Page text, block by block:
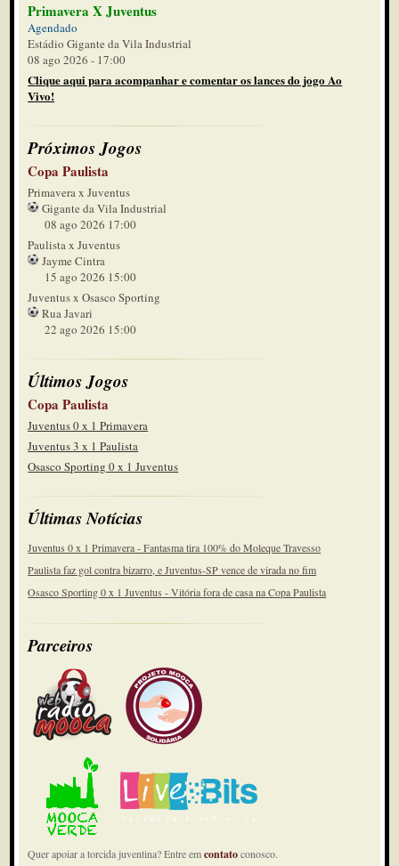
Primavera X Juventus
Agendado
Estádio Gigante da Vila Industrial
08 ago 2026 - 17:00
Clique aqui para acompanhar e comentar os lances do jogo Ao
Vivo!
Próximos Jogos
Copa Paulista
Primavera x Juventus
Gigante da Vila Industrial
08 ago 2026 17:00
Paulista x Juventus
Jayme Cintra
15 ago 2026 15:00
Juventus x Osasco Sporting
Rua Javari
22 ago 2026 15:00
Últimos Jogos
Copa Paulista
Juventus 0 x 1 Primavera
Juventus 3 x 1 Paulista
Osasco Sporting 0 x 1 Juventus
Últimas Notícias
Juventus 0 x 1 Primavera - Fantasma tira 100% do Moleque Travesso
Paulista faz gol contra bizarro, e Juventus-SP vence de virada no fim
Osasco Sporting 0 x 1 Juventus - Vitória fora de casa na Copa Paulista
Parceiros
Quer apoiar a torcida juventina? Entre emcontatoconosco.